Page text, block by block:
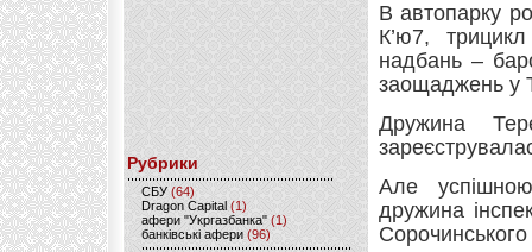
Рубрики
CБУ (64)
Dragon Capital (1)
афери "Укргазбанка" (1)
банківські афери (96)
В автопарку
К’ю7,
надбань –
заощаджень у
Дружина
Але
дружина